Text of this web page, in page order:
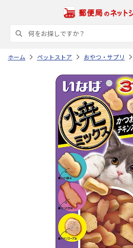
ホーム ペットストア おやつ・サプリ